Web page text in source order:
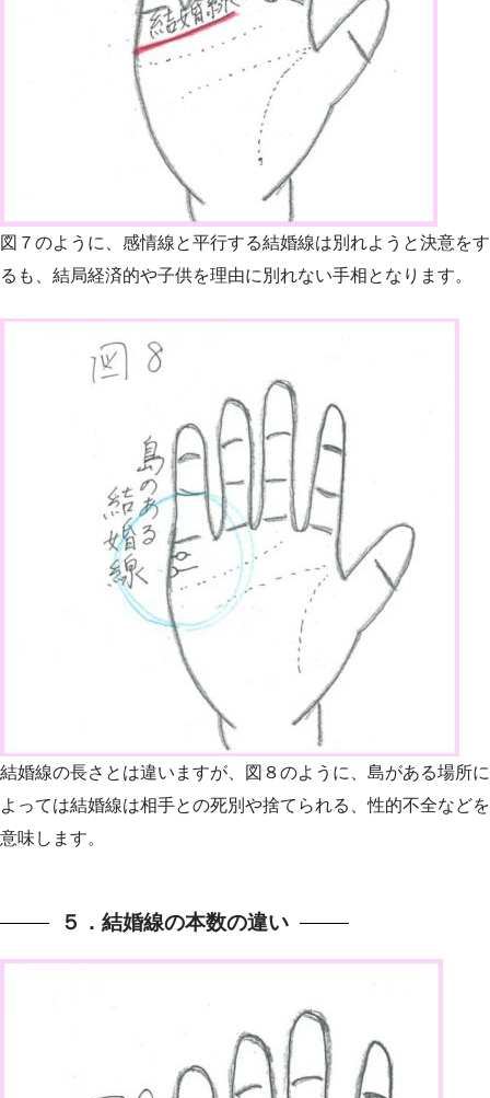
図７のように、感情線と平行する結婚線は別れようと決意をす
るも、結局経済的や子供を理由に別れない手相となります。
結婚線の長さとは違いますが、図８のように、島がある場所に
よっては結婚線は相手との死別や捨てられる、性的不全などを
意味します。
５．結婚線の本数の違い